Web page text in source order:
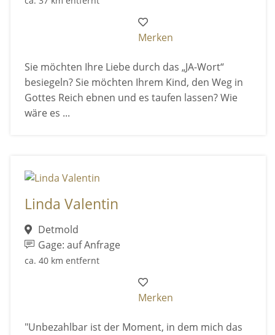
Merken
Sie möchten Ihre Liebe durch das „JA-Wort“
besiegeln? Sie möchten Ihrem Kind, den Weg in
Gottes Reich ebnen und es taufen lassen? Wie
wäre es ...
Linda Valentin
Detmold
Gage: auf Anfrage
ca. 40 km entfernt
Merken
"Unbezahlbar ist der Moment, in dem mich das